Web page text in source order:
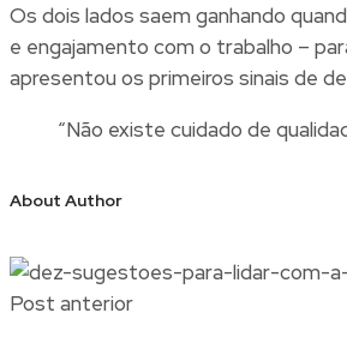
Os dois lados saem ganhando
e engajamento com o trabalho –
apresentou os primeiros sinais de
“Não existe cuidado de
About Author
Post anterior